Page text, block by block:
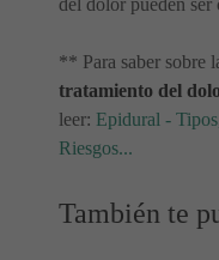
del dolor pueden ser
** Para saber sobre
tratamiento del
leer: Epidural -
Riesgos...
También te